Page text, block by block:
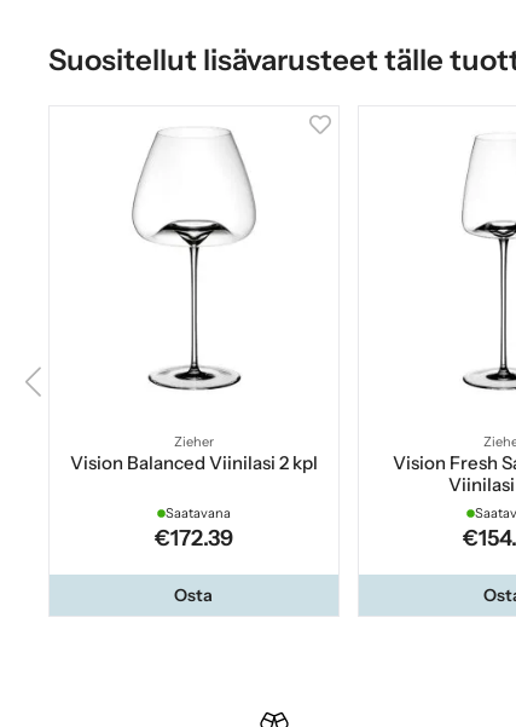
Suositellut lisävarusteet tälle
Zieher
Vision Balanced Viinilasi 2 kpl
Saatavana
€172.39
Osta
Vision Fresh
Viinilasi